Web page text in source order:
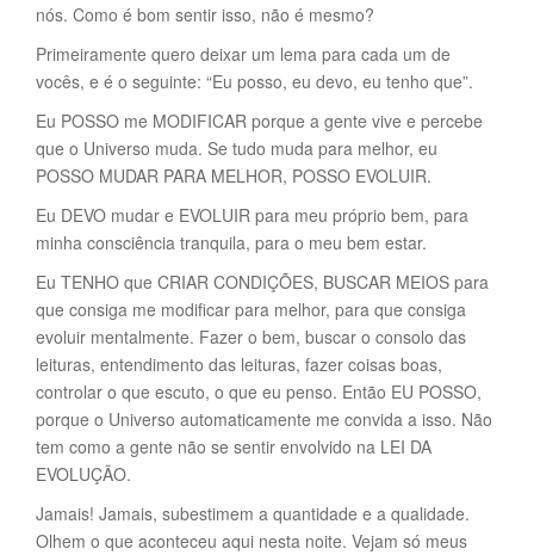
nós. Como é bom sentir isso, não é mesmo?
Primeiramente quero deixar um lema para cada um de
vocês, e é o seguinte: “Eu posso, eu devo, eu tenho que”.
Eu POSSO me MODIFICAR porque a gente vive e percebe
que o Universo muda. Se tudo muda para melhor, eu
POSSO MUDAR PARA MELHOR, POSSO EVOLUIR.
Eu DEVO mudar e EVOLUIR para meu próprio bem, para
minha consciência tranquila, para o meu bem estar.
Eu TENHO que CRIAR CONDIÇÕES, BUSCAR MEIOS para
que consiga me modificar para melhor, para que consiga
evoluir mentalmente. Fazer o bem, buscar o consolo das
leituras, entendimento das leituras, fazer coisas boas,
controlar o que escuto, o que eu penso. Então EU POSSO,
porque o Universo automaticamente me convida a isso. Não
tem como a gente não se sentir envolvido na LEI DA
EVOLUÇÃO.
Jamais! Jamais, subestimem a quantidade e a qualidade.
Olhem o que aconteceu aqui nesta noite. Vejam só meus